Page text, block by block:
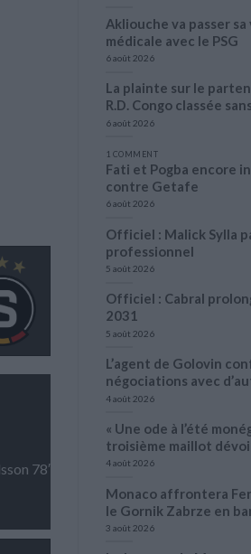
78′
Akliouche va passer
médicale avec le PSG
6 août 2026
La plainte sur le
R.D. Congo classée
6 août 2026
1 COMMENT
Fati et Pogba encore
contre Getafe
6 août 2026
Officiel : Malick Sylla
professionnel
5 août 2026
Officiel : Cabral
2031
5 août 2026
L’agent de Golovin
négociations avec
4 août 2026
« Une ode à l’été
troisième maillot
4 août 2026
Monaco affrontera
le Gornik Zabrze en
3 août 2026